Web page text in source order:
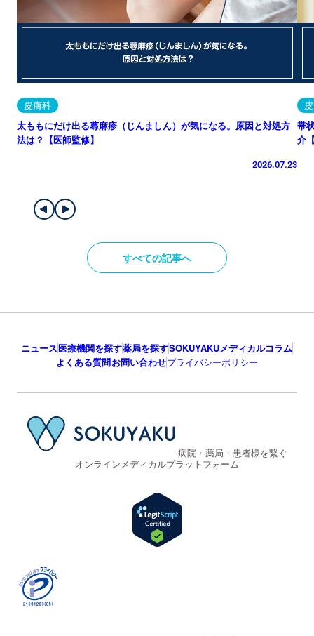
皮膚科
太ももにだけ出る蕁麻疹（じんましん）が気になる。原因と対処方
法は？【医師監修】
2026.07.23
帯
介
すべての記事へ
ニュース医療機関を探す薬局を探すSOKUYAKUメディカルコラム
よくある質問お問い合わせプライバシーポリシー
病院・薬局・患者様を繋ぐ
オンラインメディカルプラットフォーム